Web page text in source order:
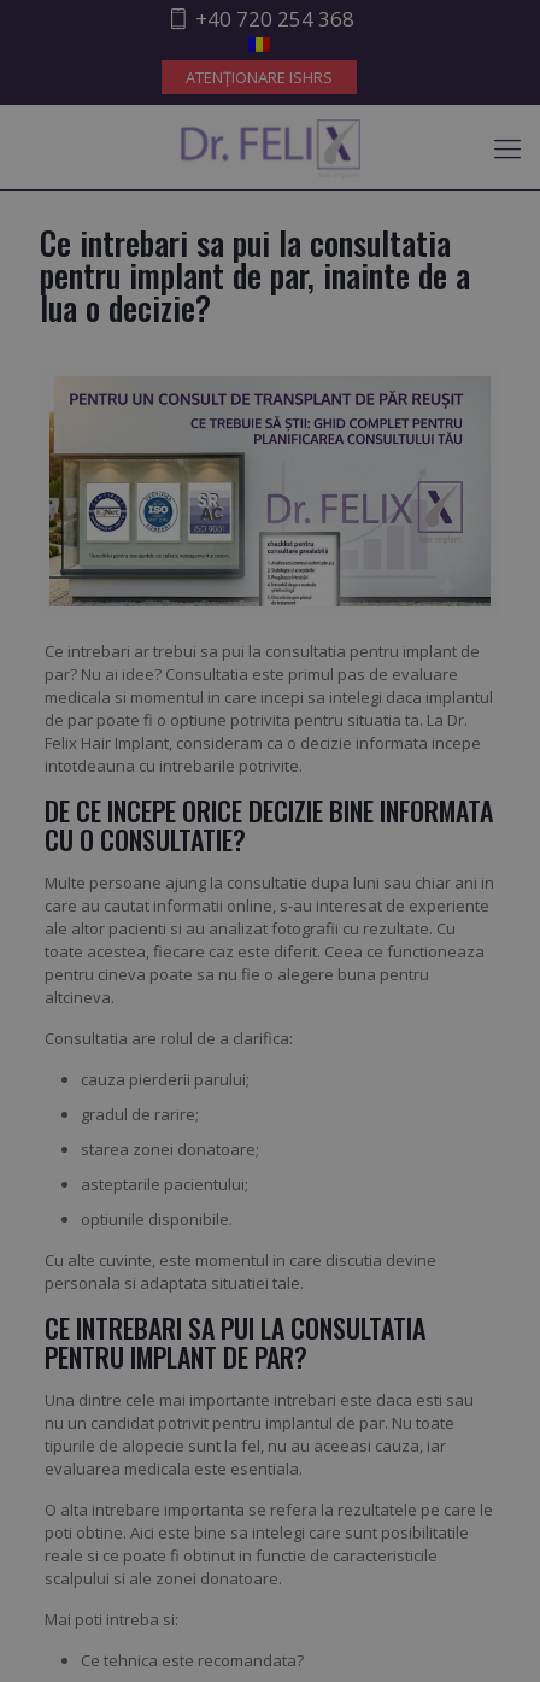
+40 720 254 368
ATENȚIONARE ISHRS
Ce intrebari sa pui la consultatia
pentru implant de par, inainte de a
lua o decizie?
Ce intrebari ar trebui sa pui la consultatia pentru implant de
par? Nu ai idee? Consultatia este primul pas de evaluare
medicala si momentul in care incepi sa intelegi daca implantul
de par poate fi o optiune potrivita pentru situatia ta. La Dr.
Felix Hair Implant, consideram ca o decizie informata incepe
intotdeauna cu intrebarile potrivite.
DE CE INCEPE ORICE DECIZIE BINE INFORMATA
CU O CONSULTATIE?
Multe persoane ajung la consultatie dupa luni sau chiar ani in
care au cautat informatii online, s-au interesat de experiente
ale altor pacienti si au analizat fotografii cu rezultate. Cu
toate acestea, fiecare caz este diferit. Ceea ce functioneaza
pentru cineva poate sa nu fie o alegere buna pentru
altcineva.
Consultatia are rolul de a clarifica:
cauza pierderii parului;
gradul de rarire;
starea zonei donatoare;
asteptarile pacientului;
optiunile disponibile.
Cu alte cuvinte, este momentul in care discutia devine
personala si adaptata situatiei tale.
CE INTREBARI SA PUI LA CONSULTATIA
PENTRU IMPLANT DE PAR?
Una dintre cele mai importante intrebari este daca esti sau
nu un candidat potrivit pentru implantul de par. Nu toate
tipurile de alopecie sunt la fel, nu au aceeasi cauza, iar
evaluarea medicala este esentiala.
O alta intrebare importanta se refera la rezultatele pe care le
poti obtine. Aici este bine sa intelegi care sunt posibilitatile
reale si ce poate fi obtinut in functie de caracteristicile
scalpului si ale zonei donatoare.
Mai poti intreba si:
Ce tehnica este recomandata?